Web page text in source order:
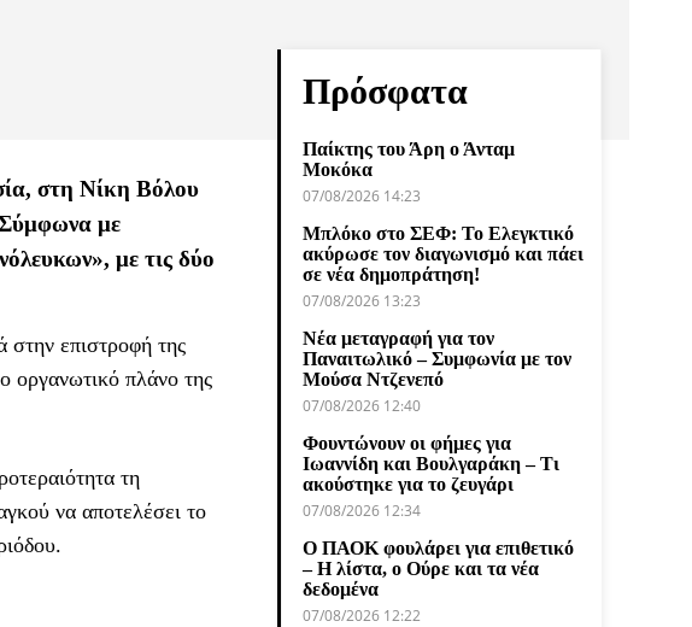
στη Νίκη Βόλου
Σύμφωνα με
με τις δύο
στην επιστροφή της
οργανωτικό πλάνο της
τη
να αποτελέσει το
Πρόσφατα
Παίκτης του Άρη ο Άνταμ
Μοκόκα
07/08/2026 14:23
Μπλόκο στο ΣΕΦ: Το Ελεγκτικό
ακύρωσε τον διαγωνισμό και πάει
σε νέα δημοπράτηση!
07/08/2026 13:23
Νέα μεταγραφή για τον
Παναιτωλικό – Συμφωνία με τον
Μούσα Ντζενεπό
07/08/2026 12:40
Φουντώνουν οι φήμες για
Ιωαννίδη και Βουλγαράκη – Τι
ακούστηκε για το ζευγάρι
07/08/2026 12:34
Ο ΠΑΟΚ φουλάρει για επιθετικό
– Η λίστα, ο Ούρε και τα νέα
δεδομένα
07/08/2026 12:22